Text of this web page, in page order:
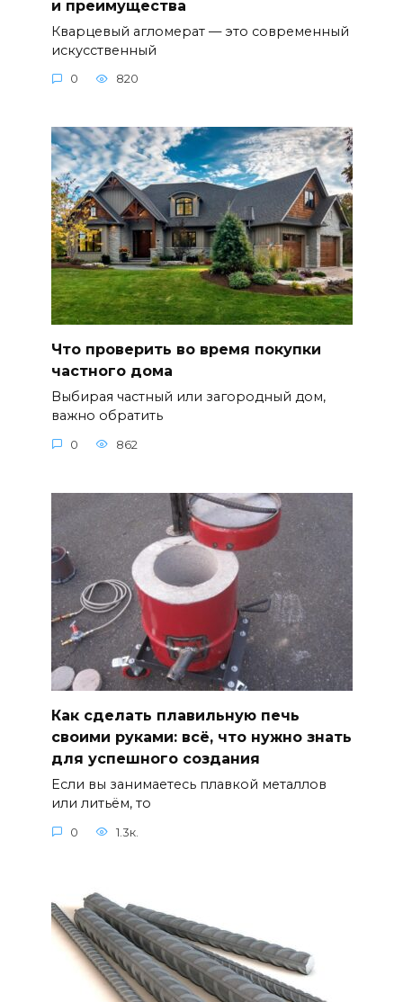
и преимущества
Кварцевый агломерат — это современный
искусственный
0 820
Что проверить во время покупки
частного дома
Выбирая частный или загородный дом,
важно обратить
0 862
Как сделать плавильную печь
своими руками: всё, что нужно знать
для успешного создания
Если вы занимаетесь плавкой металлов
или литьём, то
0 1.3к.